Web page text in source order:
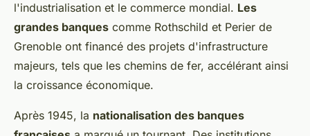
l'industrialisation et le commerce mondial. Les
grandes banques comme Rothschild et Perier de
Grenoble ont financé des projets d'infrastructure
majeurs, tels que les chemins de fer, accélérant ainsi
la croissance économique.
Après 1945, la nationalisation des banques